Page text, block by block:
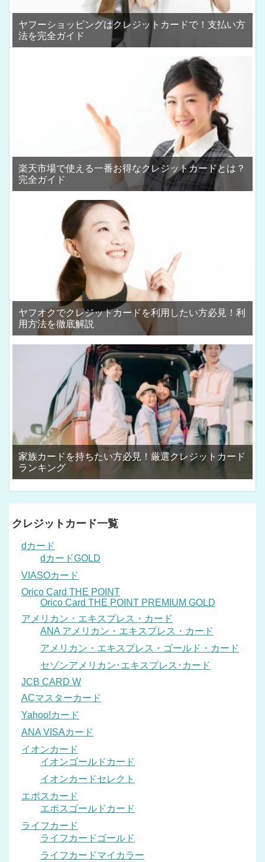
ヤフーショッピングはクレジットカードで！支払い方
法を完全ガイド
楽天市場で使える一番お得なクレジットカードとは？
完全ガイド
ヤフオクでクレジットカードを利用したい方必見！利
用方法を徹底解説
家族カードを持ちたい方必見！厳選クレジットカード
ランキング
クレジットカード一覧
dカード
dカードGOLD
VIASOカード
Orico Card THE POINT
Orico Card THE POINT PREMIUM GOLD
アメリカン・エキスプレス・カード
ANA アメリカン・エキスプレス・カード
アメリカン・エキスプレス・ゴールド・カード
セゾンアメリカン･エキスプレス･カード
JCB CARD W
ACマスターカード
Yahoo!カード
ANA VISAカード
イオンカード
イオンゴールドカード
イオンカードセレクト
エポスカード
エポスゴールドカード
ライフカード
ライフカードゴールド
ライフカードマイカラー